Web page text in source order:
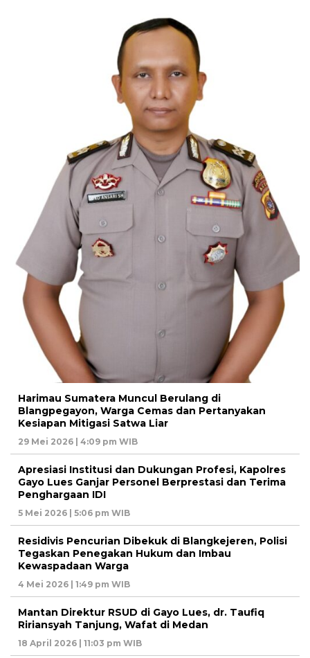
Harimau Sumatera Muncul Berulang di
Blangpegayon, Warga Cemas dan Pertanyakan
Kesiapan Mitigasi Satwa Liar
29 Mei 2026 | 4:09 pm WIB
Apresiasi Institusi dan Dukungan Profesi, Kapolres
Gayo Lues Ganjar Personel Berprestasi dan Terima
Penghargaan IDI
5 Mei 2026 | 5:06 pm WIB
Residivis Pencurian Dibekuk di Blangkejeren, Polisi
Tegaskan Penegakan Hukum dan Imbau
Kewaspadaan Warga
4 Mei 2026 | 1:49 pm WIB
Mantan Direktur RSUD di Gayo Lues, dr. Taufiq
Ririansyah Tanjung, Wafat di Medan
18 April 2026 | 11:03 pm WIB